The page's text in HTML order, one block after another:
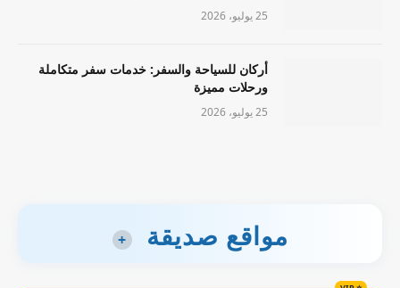
25 يوليو، 2026
أركان للسياحة والسفر: خدمات سفر متكاملة
ورحلات مميزة
25 يوليو، 2026
مواقع صديقة +